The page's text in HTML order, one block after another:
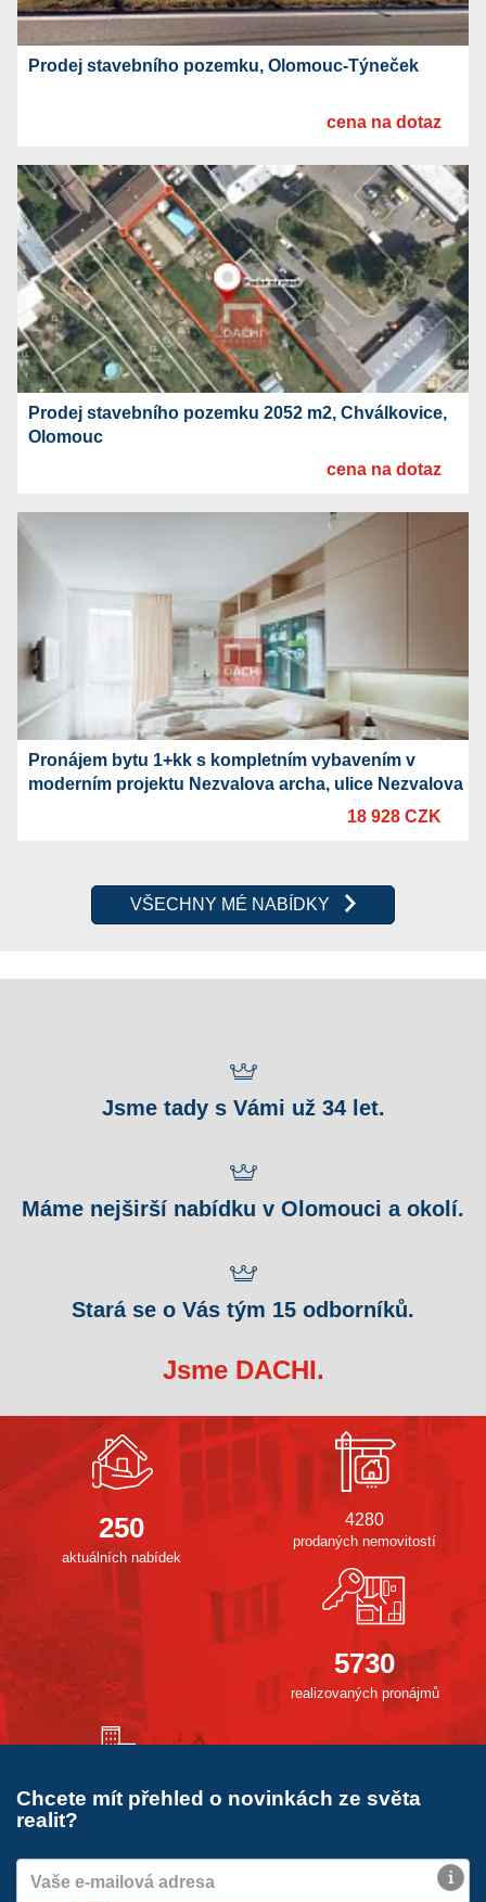
Prodej stavebního pozemku, Olomouc-Týneček
cena na dotaz
Prodej stavebního pozemku 2052 m2, Chválkovice,
Olomouc
cena na dotaz
Pronájem bytu 1+kk s kompletním vybavením v
moderním projektu Nezvalova archa, ulice Nezvalova
18 928 CZK
VŠECHNY MÉ NABÍDKY
Jsme tady s Vámi už 34 let.
Máme nejširší nabídku v Olomouci a okolí.
Stará se o Vás tým 15 odborníků.
Jsme DACHI.
250
aktuálních nabídek
4280
prodaných nemovitostí
5730
realizovaných pronájmů
35
Chcete mít přehled o novinkách ze světa
realit?